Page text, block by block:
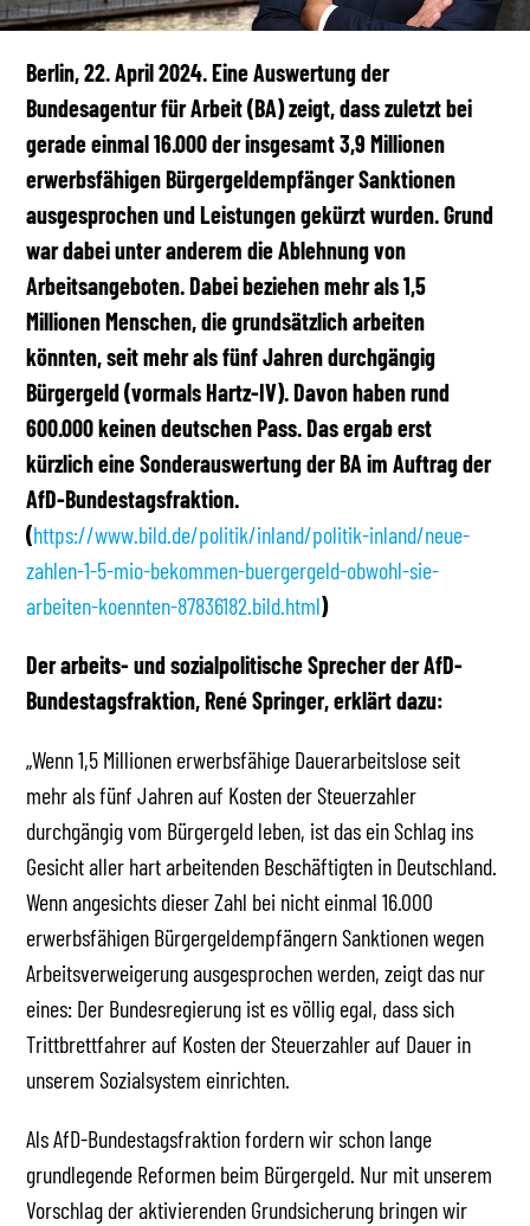
Berlin, 22. April 2024. Eine Auswertung der
Bundesagentur für Arbeit (BA) zeigt, dass zuletzt bei
gerade einmal 16.000 der insgesamt 3,9 Millionen
erwerbsfähigen Bürgergeldempfänger Sanktionen
ausgesprochen und Leistungen gekürzt wurden. Grund
war dabei unter anderem die Ablehnung von
Arbeitsangeboten. Dabei beziehen mehr als 1,5
Millionen Menschen, die grundsätzlich arbeiten
könnten, seit mehr als fünf Jahren durchgängig
Bürgergeld (vormals Hartz-IV). Davon haben rund
600.000 keinen deutschen Pass. Das ergab erst
kürzlich eine Sonderauswertung der BA im Auftrag der
AfD-Bundestagsfraktion.
(https://www.bild.de/politik/inland/politik-inland/neue-
zahlen-1-5-mio-bekommen-buergergeld-obwohl-sie-
arbeiten-koennten-87836182.bild.html)
Der arbeits- und sozialpolitische Sprecher der AfD-
Bundestagsfraktion, René Springer, erklärt dazu:
„Wenn 1,5 Millionen erwerbsfähige Dauerarbeitslose seit
mehr als fünf Jahren auf Kosten der Steuerzahler
durchgängig vom Bürgergeld leben, ist das ein Schlag ins
Gesicht aller hart arbeitenden Beschäftigten in Deutschland.
Wenn angesichts dieser Zahl bei nicht einmal 16.000
erwerbsfähigen Bürgergeldempfängern Sanktionen wegen
Arbeitsverweigerung ausgesprochen werden, zeigt das nur
eines: Der Bundesregierung ist es völlig egal, dass sich
Trittbrettfahrer auf Kosten der Steuerzahler auf Dauer in
unserem Sozialsystem einrichten.
Als AfD-Bundestagsfraktion fordern wir schon lange
grundlegende Reformen beim Bürgergeld. Nur mit unserem
Vorschlag der aktivierenden Grundsicherung bringen wir